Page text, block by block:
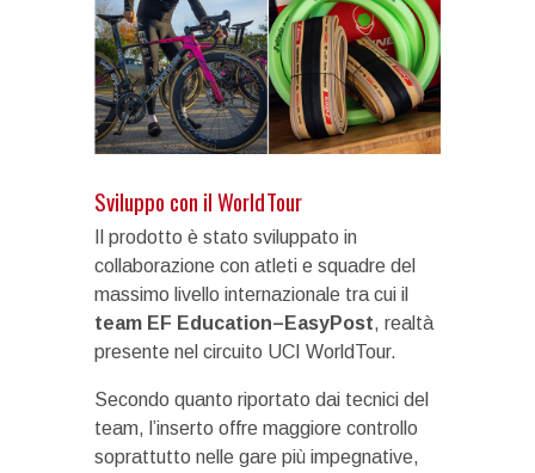
Sviluppo con il WorldTour
Il prodotto è stato sviluppato in
collaborazione con atleti e squadre del
massimo livello internazionale tra cui il
team EF Education–EasyPost, realtà
presente nel circuito UCI WorldTour.
Secondo quanto riportato dai tecnici del
team, l’inserto offre maggiore controllo
soprattutto nelle gare più impegnative,